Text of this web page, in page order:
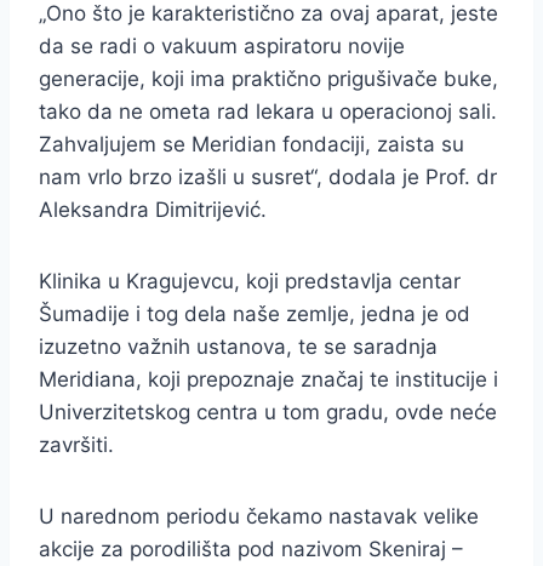
„Ono što je karakteristično za ovaj aparat, jeste
da se radi o vakuum aspiratoru novije
generacije, koji ima praktično prigušivače buke,
tako da ne ometa rad lekara u operacionoj sali.
Zahvaljujem se Meridian fondaciji, zaista su
nam vrlo brzo izašli u susret“, dodala je Prof. dr
Aleksandra Dimitrijević.
Klinika u Kragujevcu, koji predstavlja centar
Šumadije i tog dela naše zemlje, jedna je od
izuzetno važnih ustanova, te se saradnja
Meridiana, koji prepoznaje značaj te institucije i
Univerzitetskog centra u tom gradu, ovde neće
završiti.
U narednom periodu čekamo nastavak velike
akcije za porodilišta pod nazivom Skeniraj –